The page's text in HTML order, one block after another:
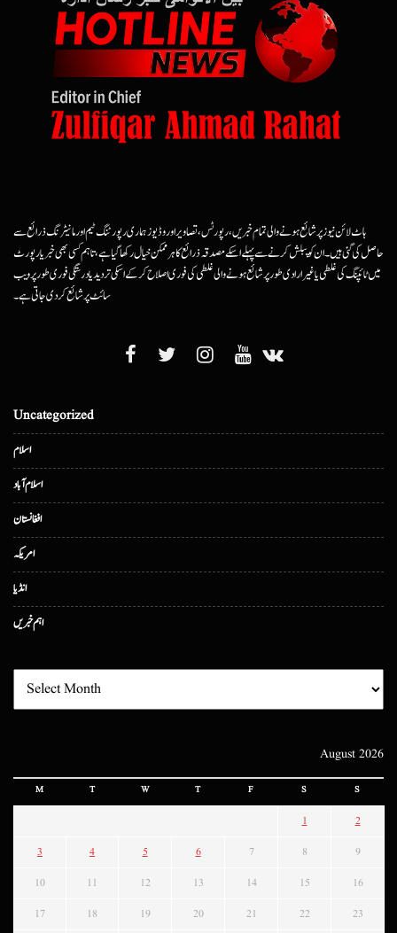
ہاٹ لائن نیوز پر شائع ہونے والی تمام خبریں، رپورٹس، تصاویر اور وڈیوز ہماری رپورٹنگ ٹیم اور مانیٹرنگ ذرائع سے
حاصل کی گئی ہیں۔ ان کو پبلش کرنے سے پہلے اسکے مصدقہ ذرائع کا ہرممکن خیال رکھا گیا ہے، تاہم کسی بھی خبر یا رپورٹ
میں ٹائپنگ کی غلطی یا غیرارادی طور پر شائع ہونے والی غلطی کی فوری اصلاح کرکے اسکی تردید یا درستگی فوری طور پر ویب
سائٹ پر شائع کردی جاتی ہے۔
Uncategorized
اسلام
اسلام آباد
افغانستان
امریکہ
انڈیا
اہم خبریں
August 2026
M T W T F S S
1 2
3 4 5 6 7 8 9
10 11 12 13 14 15 16
17 18 19 20 21 22 23